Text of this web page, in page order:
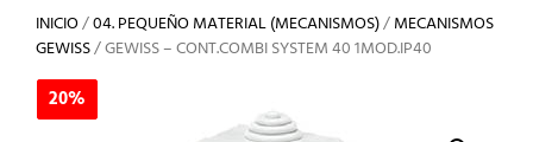
INICIO/04. PEQUEÑO MATERIAL (MECANISMOS)/MECANISMOS
GEWISS/ GEWISS – CONT.COMBI SYSTEM 40 1MOD.IP40
20%
20%